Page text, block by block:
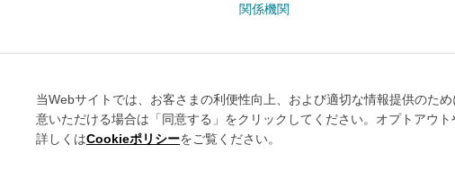
関係機関
当Webサイトのご利用条件 情報セキュリティ
当Webサイトでは、お客さまの利便性向上、および適切な情報提供のた
意いただける場合は「同意する」をクリックしてください。オプトアウ
詳しくはCookieポリシーをご覧ください。